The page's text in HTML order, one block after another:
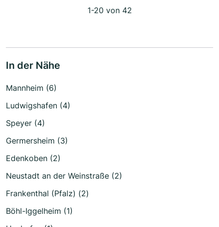
1-20 von 42
In der Nähe
Mannheim (6)
Ludwigshafen (4)
Speyer (4)
Germersheim (3)
Edenkoben (2)
Neustadt an der Weinstraße (2)
Frankenthal (Pfalz) (2)
Böhl-Iggelheim (1)